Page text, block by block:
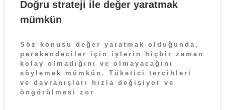
Doğru strateji ile değer yaratmak
mümkün
Söz konusu değer yaratmak olduğunda,
perakendeciler için işlerin hiçbir zaman
kolay olmadığını ve olmayacağını
söylemek mümkün. Tüketici tercihleri
ve davranışları hızla değişiyor ve
öngörülmesi zor